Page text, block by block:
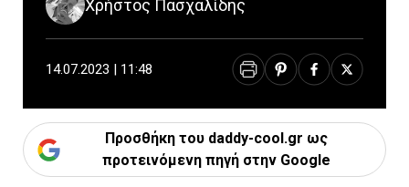
Χρήστος Πασχαλίδης
14.07.2023 | 11:48
Προσθήκη του daddy-cool.gr ως
προτεινόμενη πηγή στην Google